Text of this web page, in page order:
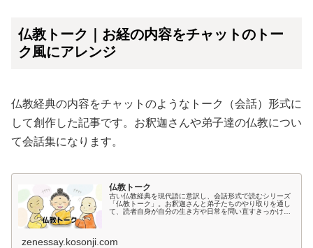
仏教トーク｜お経の内容をチャットのトー
ク風にアレンジ
仏教経典の内容をチャットのようなトーク（会話）形式に
して創作した記事です。お釈迦さんや弟子達の仏教につい
て会話集になります。
仏教トーク
古い仏教経典を現代語に意訳し、会話形式で読むシリーズ
「仏教トーク」。お釈迦さんと弟子たちのやり取りを通し
て、読者自身が自分の生き方や日常を問い直すきっかけを
zenessay.kosonji.com